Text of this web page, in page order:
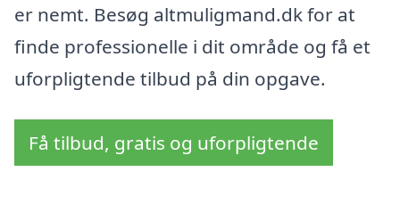
er nemt. Besøg altmuligmand.dk for at
finde professionelle i dit område og få et
uforpligtende tilbud på din opgave.
Få tilbud, gratis og uforpligtende